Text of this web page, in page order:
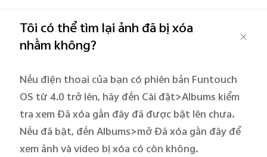
Việt Nam | Chọn quốc gia/khu vực
Tôi có thể tìm lại ảnh đã bị xóa
nhầm không?
Nếu điện thoại của bạn có phiên bản Funtouch
OS từ4.0 trở lên, hãy đến Cài đặt>Albums kiểm
tra xemĐã xóa gần đâyđã được bật lên chưa.
Nếu đã bật, đếnAlbums>mởĐã xóa gần đâyđể
xem ảnh và video bị xóa có còn không.